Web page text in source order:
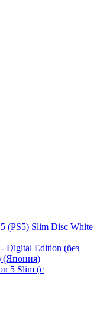
(PS5) Slim Disc White
Digital Edition (без
(Япония)
5 Slim (с